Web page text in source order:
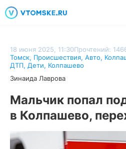
18 июня 2025, 11:30Прочтений:
Томск, Происшествия, Авто,
ДТП, Дети, Колпашево
Зинаида Лаврова
Мальчик попал
в Колпашево,